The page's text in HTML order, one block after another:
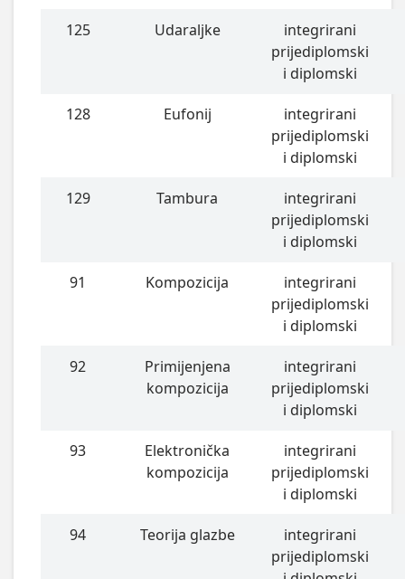
125 Udaraljke
integrirani
prijediplomski
i diplomski
128 Eufonij
integrirani
prijediplomski
i diplomski
129 Tambura
integrirani
prijediplomski
i diplomski
91 Kompozicija
integrirani
prijediplomski
i diplomski
92
Primijenjena
kompozicija
integrirani
prijediplomski
i diplomski
93
Elektronička
kompozicija
integrirani
prijediplomski
i diplomski
94 Teorija glazbe
integrirani
prijediplomski